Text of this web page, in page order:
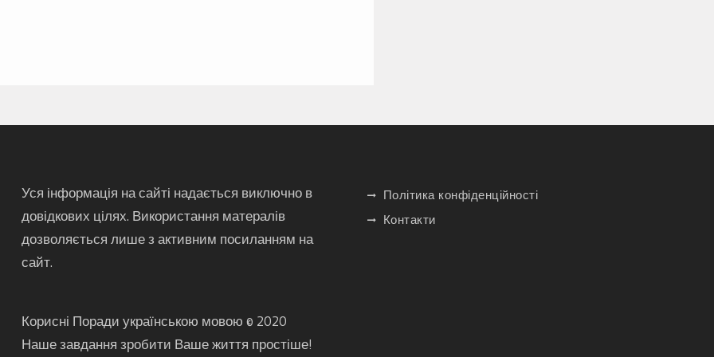
Уся інформація на сайті надається виключно в
довідкових цілях. Використання матералів
дозволяється лише з активним посиланням на
сайт.
Корисні Поради українською мовою © 2020
Наше завдання зробити Ваше життя простіше!
Політика конфіденційності
Контакти